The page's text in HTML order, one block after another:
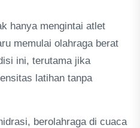
hanya mengintai atlet
memulai olahraga berat
ini, terutama jika
latihan tanpa
berolahraga di cuaca